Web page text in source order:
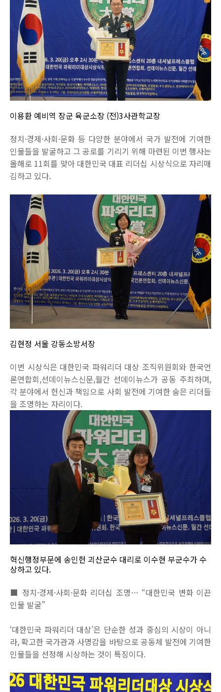
이용환 예비역 장군 육군소장 (전)3사관학교장
정치·경제·사회·문화 등 다양한 분야에서 국가 발전에 기여한
인물들을 발굴하고 그 공로를 기리기 위해 마련된 이번 행사는
올해로 11회를 맞아 대한민국 대표 리더십 시상식으로 자리매
김하고 있다.
김현정 서울 강동소방서장
이번 시상식은 대한민국 파워리더 대상 조직위원회와 한국언
론연합회,선데이뉴스신문,월간 선데이뉴스가 공동 주최하며,
각 분야에서 헌신과 책임으로 사회 발전에 기여한 숨은 리더들
을 조명하는 자리이다.
혁신행정부문에 송인헌 괴산군수 대리로 이수현 부군수가 수
상하고 있다.
■ 정치·경제·사회·문화 리더십 조명… “대한민국 변화 이끈
인물 발굴”
‘대한민국 파워리더 대상’은 단순한 성과 중심의 시상이 아니
라, 확고한 국가관과 사명감을 바탕으로 공동체 발전에 기여한
인물들을 선정해 시상하는 것이 특징이다.